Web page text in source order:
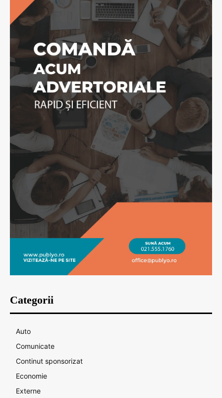
Categorii
Auto
Comunicate
Continut sponsorizat
Economie
Externe